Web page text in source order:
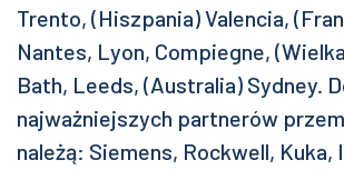
Trento, (Hiszpania) Valencia,
Nantes, Lyon, Compiegne,
Bath, Leeds, (Australia) Sydney.
najważniejszych partnerów
należą: Siemens, Rockwell, Kuka,